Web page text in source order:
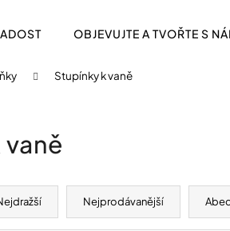
OBJEVUJTE A TVOŘTE S
Stupínky k vaně
Nejprodávanější